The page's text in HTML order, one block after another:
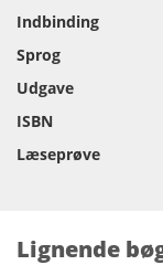
Indbinding
Sprog
Udgave
ISBN
Læseprøve
Lignende